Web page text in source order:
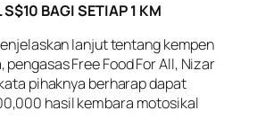
BAGI SETIAP 1 KM
lanjut tentang kempen
Free Food For All, Nizar
pihaknya berharap dapat
hasil kembara motosikal